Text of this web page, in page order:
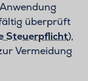
überprüft
Steuerpflicht),
Vermeidung